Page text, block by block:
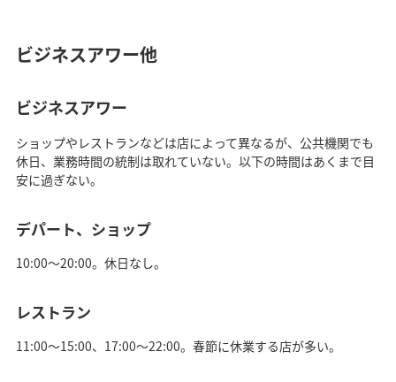
ビジネスアワー他
ビジネスアワー
ショップやレストランなどは店によって異なるが、公共機関でも
休日、業務時間の統制は取れていない。以下の時間はあくまで目
安に過ぎない。
デパート、ショップ
10:00～20:00。休日なし。
レストラン
11:00～15:00、17:00～22:00。春節に休業する店が多い。